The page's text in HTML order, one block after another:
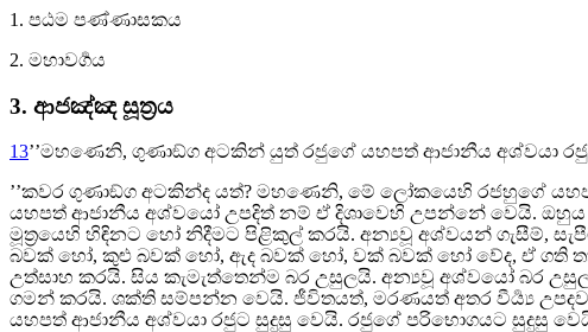
1. පඨම පණ්ණාසකය
2. මහාවර්‍ගය
3. ආජඤ්ඤ සූත්‍රය
13’’මහණෙනි, ගුණාඞ්ග අටකින් යුත් රජුගේ යහපත් ආජානීය අශ්වයා
’’කවර ගුණාඞ්ග අටකින්ද යත්? මහණෙනි, මේ ලෝකයෙහි රජහුගේ
යහපත් ආජානීය අශ්වයෝ උපදිත් නම් ඒ දිශාවෙහි උපන්නේ වෙයි.
මූත්‍රයෙහි හිඳිනට හෝ නිදීමට පිළිකුල් කරයි. අන්‍යවූ අශ්වයන් ගැසීම්,
බවක් හෝ, කුළු බවක් හෝ, ඇද බවක් හෝ, වක් බවක් හෝ වේද, ඒ ගති
උත්සාහ කරයි. සිය කැමැත්තෙන්ම බර උසුලයි. අන්‍යවූ අශ්වයෝ බර
ගමන් කරයි. ශක්ති සම්පන්න වෙයි. ජීවිතයත්, මරණයත් අතර වීර්‍ය්‍ය
යහපත් ආජානීය අශ්වයා රජුට සුදුසු වෙයි. රජුගේ පරිභොගයට සුදුසු